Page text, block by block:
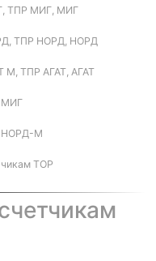
ТПР МИГ, МИГ
ТПР НОРД, НОРД
М, ТПР АГАТ, АГАТ
МИГ
НОРД-М
ТОР